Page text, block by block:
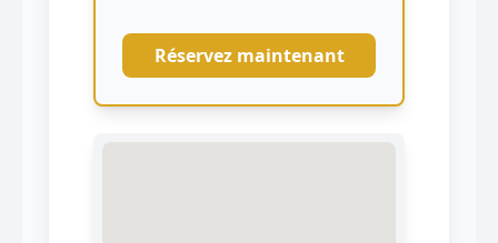
Réservez maintenant